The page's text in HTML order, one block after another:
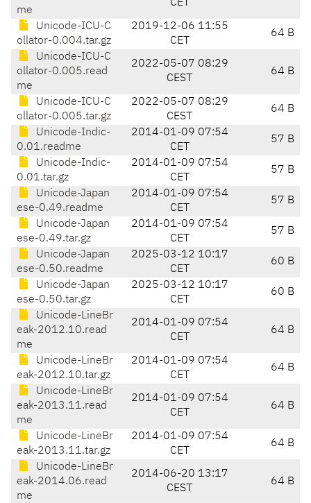
me
CET
Unicode-ICU-C
ollator-0.004.tar.gz
2019-12-06 11:55
CET
64 B
Unicode-ICU-C
ollator-0.005.read
me
2022-05-07 08:29
CEST
64 B
Unicode-ICU-C
ollator-0.005.tar.gz
2022-05-07 08:29
CEST
64 B
Unicode-Indic-
0.01.readme
2014-01-09 07:54
CET
57 B
Unicode-Indic-
0.01.tar.gz
2014-01-09 07:54
CET
57 B
Unicode-Japan
ese-0.49.readme
2014-01-09 07:54
CET
57 B
Unicode-Japan
ese-0.49.tar.gz
2014-01-09 07:54
CET
57 B
Unicode-Japan
ese-0.50.readme
2025-03-12 10:17
CET
60 B
Unicode-Japan
ese-0.50.tar.gz
2025-03-12 10:17
CET
60 B
Unicode-LineBr
eak-2012.10.read
me
2014-01-09 07:54
CET
64 B
Unicode-LineBr
eak-2012.10.tar.gz
2014-01-09 07:54
CET
64 B
Unicode-LineBr
eak-2013.11.read
me
2014-01-09 07:54
CET
64 B
Unicode-LineBr
eak-2013.11.tar.gz
2014-01-09 07:54
CET
64 B
Unicode-LineBr
eak-2014.06.read
me
2014-06-20 13:17
CEST
64 B